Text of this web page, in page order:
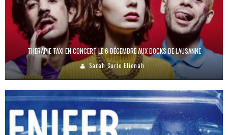
THERAPIE TAXI EN CONCERT LE 6 DÉCEMBRE AUX DOCKS DE LAUSANNE
Sarah Curto Elionah